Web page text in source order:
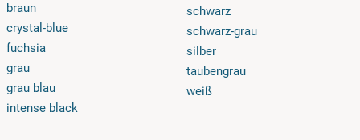
braun
crystal-blue
fuchsia
grau
grau blau
intense black
schwarz
schwarz-grau
silber
taubengrau
weiß